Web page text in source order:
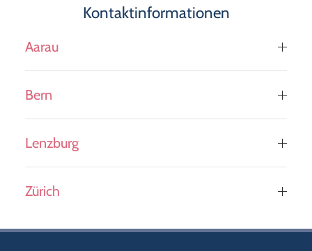
Kontaktinformationen
Aarau
Bern
Lenzburg
Zürich